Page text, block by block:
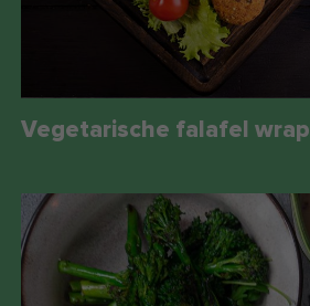
Vegetarische falafel wrap